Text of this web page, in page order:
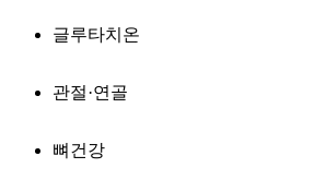
글루타치온
관절·연골
뼈건강